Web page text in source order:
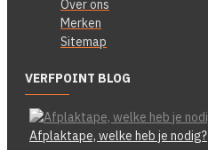
Over ons
Merken
Sitemap
VERFPOINT BLOG
Afplaktape, welke heb je nodig?